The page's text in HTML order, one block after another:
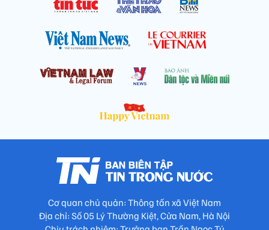
Cơ quan chủ quản: Thông tấn xã Việt Nam
Địa chỉ: Số 05 Lý Thường Kiệt, Cửa Nam, Hà Nội